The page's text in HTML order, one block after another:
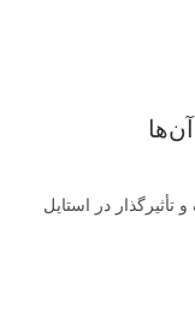
در استایل